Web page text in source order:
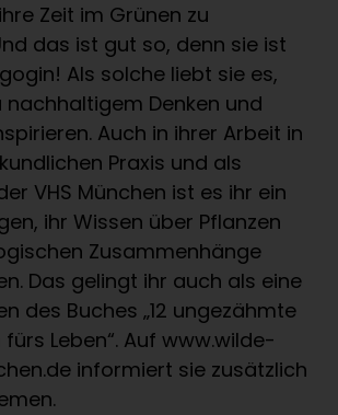
Zeit im Grünen zu
das ist gut so, denn sie ist
Als solche liebt sie es,
nachhaltigem Denken und
Auch in ihrer Arbeit in
Praxis und als
VHS München ist es ihr ein
ihr Wissen über Pflanzen
Zusammenhänge
Das gelingt ihr auch als eine
des Buches „12 ungezähmte
Leben“. Auf www.wilde-
informiert sie zusätzlich